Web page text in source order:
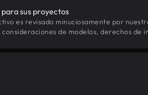
sus proyectos
es revisado minuciosamente por
de modelos, derechos de